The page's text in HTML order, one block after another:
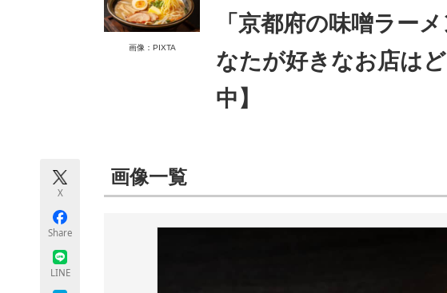
ITエンジニア向け専門サイト 企業向けIT製品の総合サイト
ちょっと気になるネットの話題
画像：PIXTA
「京都府の味噌ラー
なたが好きなお店は
中】
X
Share
LINE
画像一覧